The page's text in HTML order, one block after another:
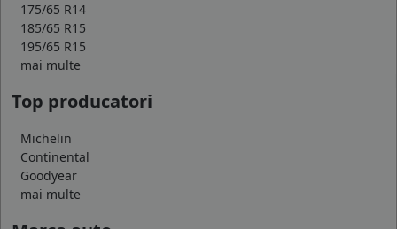
175/65 R14
185/65 R15
195/65 R15
mai multe
Top producatori
Michelin
Continental
Goodyear
mai multe